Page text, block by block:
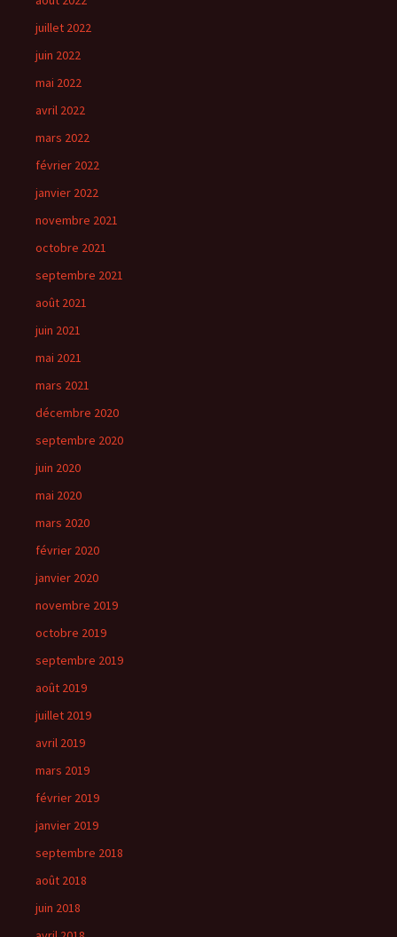
juillet 2022
juin 2022
mai 2022
avril 2022
mars 2022
février 2022
janvier 2022
novembre 2021
octobre 2021
septembre 2021
août 2021
juin 2021
mai 2021
mars 2021
décembre 2020
septembre 2020
juin 2020
mai 2020
mars 2020
février 2020
janvier 2020
novembre 2019
octobre 2019
septembre 2019
août 2019
juillet 2019
avril 2019
mars 2019
février 2019
janvier 2019
septembre 2018
août 2018
juin 2018